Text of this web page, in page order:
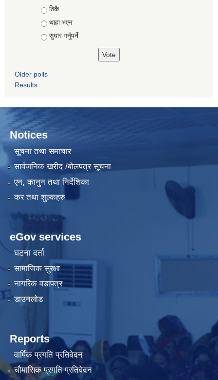
ठिकै
थाहा भएन
सुधार गर्नुपर्ने
Older polls
Results
Notices
सूचना तथा समाचार
सार्वजनिक खरीद /बोलपत्र सूचना
एन, कानुन तथा निर्देशिका
कर तथा शुल्कहरु
eGov services
घटना दर्ता
सामाजिक सुरक्षा
नागरिक वडापत्र
डाउनलोड
Reports
वार्षिक प्रगति प्रतिवेदन
चौमासिक प्रगति प्रतिवेदन